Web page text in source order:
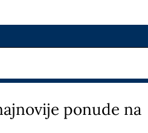
ponude na